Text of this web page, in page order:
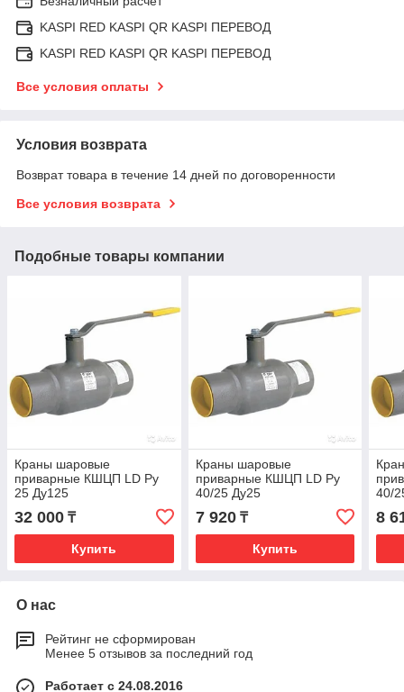
KASPI RED KASPI QR KASPI ПЕРЕВОД
KASPI RED KASPI QR KASPI ПЕРЕВОД
Все условия оплаты
Условия возврата
Возврат товара в течение 14 дней по договоренности
Все условия возврата
Подобные товары компании
Краны шаровые
приварные КШЦП LD Ру
25 Ду125
32 000 ₸
Купить
Краны шаровые
приварные КШЦП LD Ру
40/25 Ду25
7 920₸
Купить
40/
8
О нас
Рейтинг не сформирован
Менее 5 отзывов за последний год
Работает с 24.08.2016